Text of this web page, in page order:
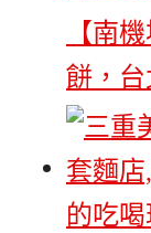
【南
餅，